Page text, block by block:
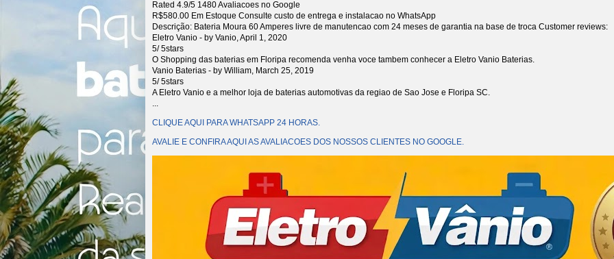
Rated 4.9/5 1480Avaliacoes no Google
R$580.00 Em Estoque Consulte custo de entrega e instalacao no WhatsApp
Descrição: Bateria Moura 60 Amperes livre de manutencao com 24 meses de garantia na base de troca Customer reviews:
Eletro Vanio - by Vanio,April 1, 2020
5/5stars
O Shopping das baterias em Floripa recomenda venha voce tambem conhecer a Eletro Vanio Baterias.
Vanio Baterias - by William, March 25, 2019
5/5stars
A Eletro Vanio e a melhor loja de baterias automotivas da regiao de Sao Jose e Floripa SC.
...
CLIQUE AQUI PARA WHATSAPP 24 HORAS.
AVALIE E CONFIRA AQUI AS AVALIACOES DOS NOSSOS CLIENTES NO GOOGLE.